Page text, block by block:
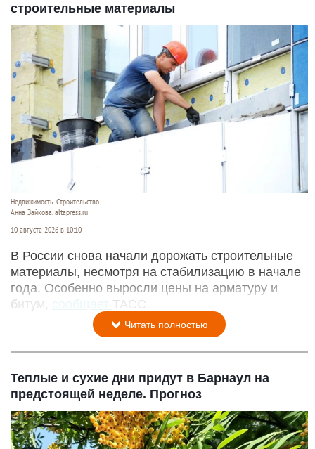
строительные материалы
Недвижимость. Строительство.
Анна Зайкова, altapress.ru
10 августа 2026 в 10:10
В России снова начали дорожать строительные
материалы, несмотря на стабилизацию в начале
года. Особенно выросли цены на арматуру и
битум,
сообщает ТАСС.
Читать полностью
Теплые и сухие дни придут в Барнаул на
предстоящей неделе. Прогноз